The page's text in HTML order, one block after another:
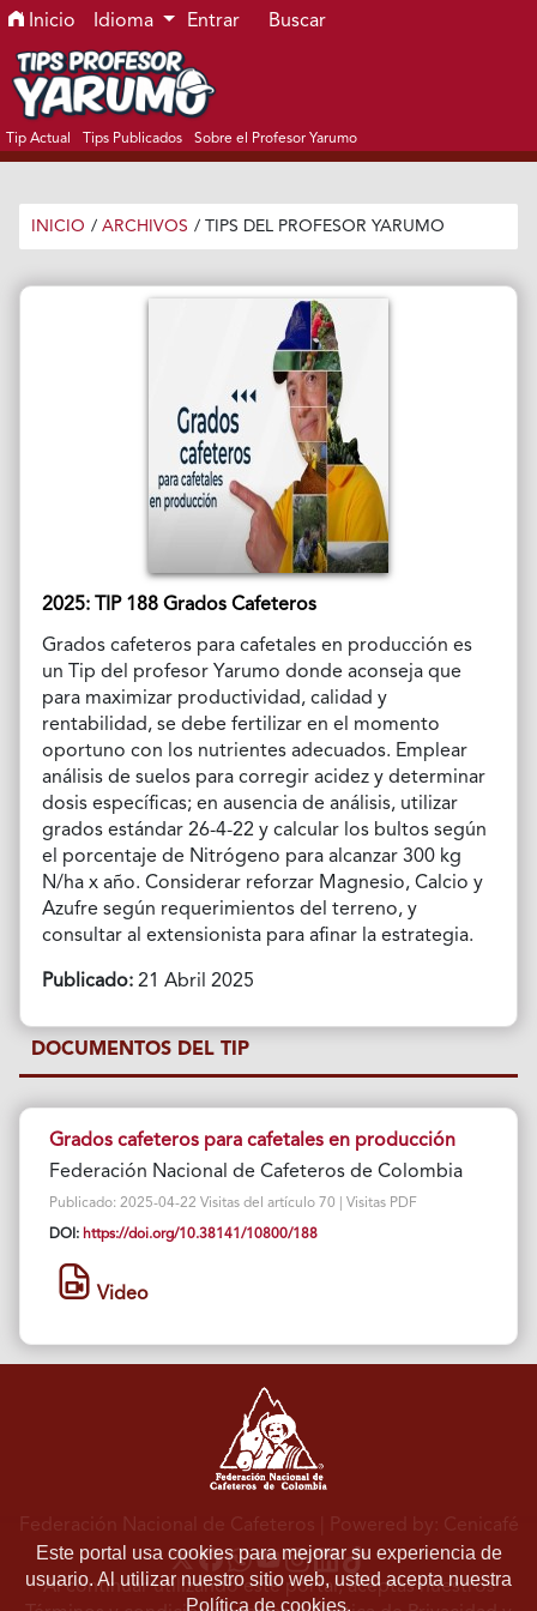
Ir al menú de navegación principal
Ir al contenido principal
Ir al pie de página del sitio
Inicio Idioma Entrar Buscar
Tip Actual Tips Publicados Sobre el Profesor Yarumo
INICIO / ARCHIVOS / TIPS DEL PROFESOR YARUMO
2025: TIP 188 Grados Cafeteros
Grados cafeteros para cafetales en producción es
un Tip del profesor Yarumo donde aconseja que
para maximizar productividad, calidad y
rentabilidad, se debe fertilizar en el momento
oportuno con los nutrientes adecuados. Emplear
análisis de suelos para corregir acidez y determinar
dosis específicas; en ausencia de análisis, utilizar
grados estándar 26-4-22 y calcular los bultos según
el porcentaje de Nitrógeno para alcanzar 300 kg
N/ha x año. Considerar reforzar Magnesio, Calcio y
Azufre según requerimientos del terreno, y
consultar al extensionista para afinar la estrategia.
Publicado:21 Abril 2025
DOCUMENTOS DEL TIP
Grados cafeteros para cafetales en producción
Federación Nacional de Cafeteros de Colombia
Publicado: 2025-04-22 Visitas del artículo 70 | Visitas PDF
DOI: https://doi.org/10.38141/10800/188
Video
Este portal usa cookies para mejorar su experiencia de
usuario. Al utilizar nuestro sitio web, usted acepta nuestra
Política de cookies.
Federación Nacional de Cafeteros | Powered by: Cenicafé
Al continuar utilizando este portal, aceptas nuestros